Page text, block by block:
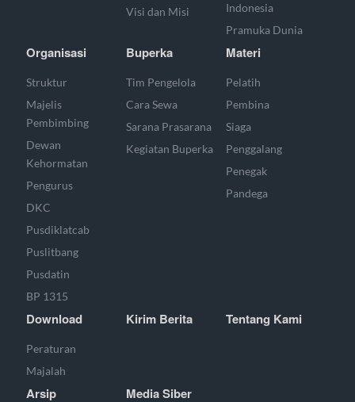
Visi dan Misi
Indonesia
Pramuka Dunia
Organisasi
Struktur
Majelis
Pembimbing
Dewan
Kehormatan
Pengurus
DKC
Pusdiklatcab
Puslitbang
Pusdatin
BP 1315
Buperka
Tim Pengelola
Cara Sewa
Sarana Prasarana
Kegiatan Buperka
Materi
Pelatih
Pembina
Siaga
Penggalang
Penegak
Pandega
Download
Peraturan
Majalah
Kirim Berita Tentang Kami
Arsip Media Siber